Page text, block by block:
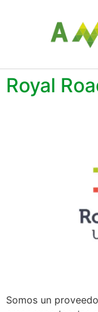
Royal
Somos un